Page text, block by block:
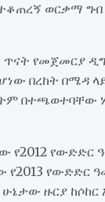
ወርቃማ ግብ
ጥናት የመጀመርያ
በረከት በሜዳ
በተጫወተባቸው
የ2012 የውድድር
የ2013 የውድድር
ዙርያ ከሶከር